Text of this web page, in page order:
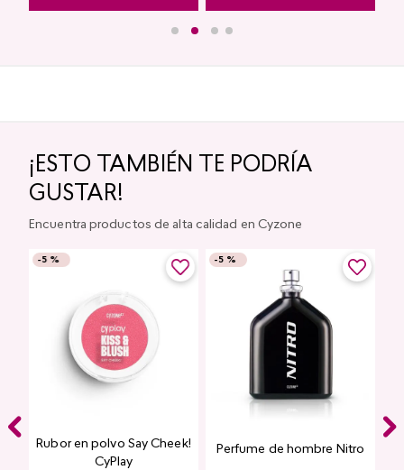
¡ESTO TAMBIÉN TE PODRÍA
GUSTAR!
Encuentra productos de alta calidad en Cyzone
-5 %
Rubor en polvo Say Cheek!
CyPlay
-5 %
Perfume de hombre Nitro